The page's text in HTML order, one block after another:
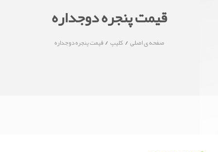
قیمت پنجره دوجداره
صفحه ی اصلی / کليپ /قیمت پنجره دوجداره